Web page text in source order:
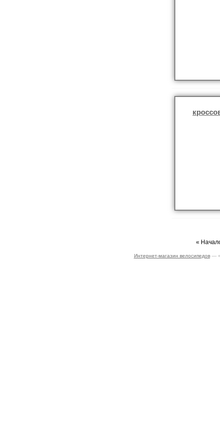
«
Интернет-магазин велосипедов—